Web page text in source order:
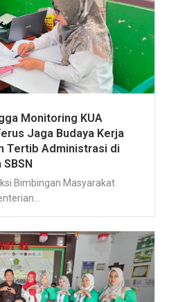
Monitoring KUA
Jaga Budaya Kerja
Tertib Administrasi di
Bimbingan Masyarakat